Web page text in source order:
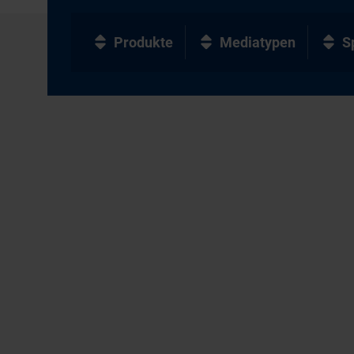
Produkte Mediatypen